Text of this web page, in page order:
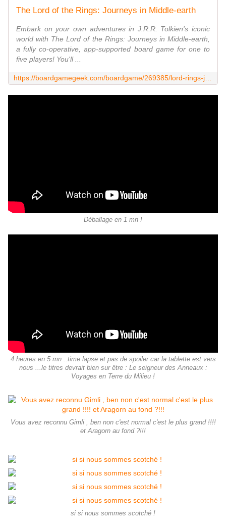
The Lord of the Rings: Journeys in Middle-earth
Embark on your own adventures in J.R.R. Tolkien's iconic
world with The Lord of the Rings: Journeys in Middle-earth,
a fully co-operative, app-supported board game for one to
five players! You'll ...
Déballage en 1 mn !
4 heures en 5 mn ..time lapse et pas de spoiler car la tablette est vers
nous ...le titres devrait bien sur être : Le seigneur des Anneaux :
Voyages en Terre du Milieu !
Vous avez reconnu Gimli , ben non c'est normal c'est le plus grand !!!!
et Aragorn au fond ?!!!
si si nous sommes scotché !